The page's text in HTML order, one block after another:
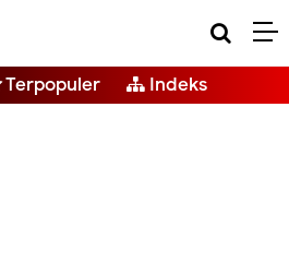
Terpopuler Indeks